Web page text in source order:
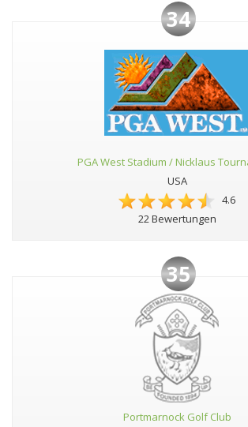
34
PGA West Stadium / Nicklaus
USA
4.6
22 Bewertungen
35
Portmarnock Golf Club